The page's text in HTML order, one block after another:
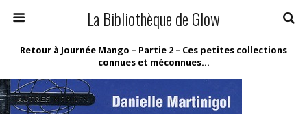
La Bibliothèque de Glow
Retour à Journée Mango – Partie 2 – Ces petites collections
connues et méconnues…